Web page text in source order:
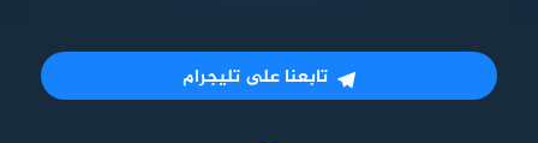
تابعنا على تليجرام